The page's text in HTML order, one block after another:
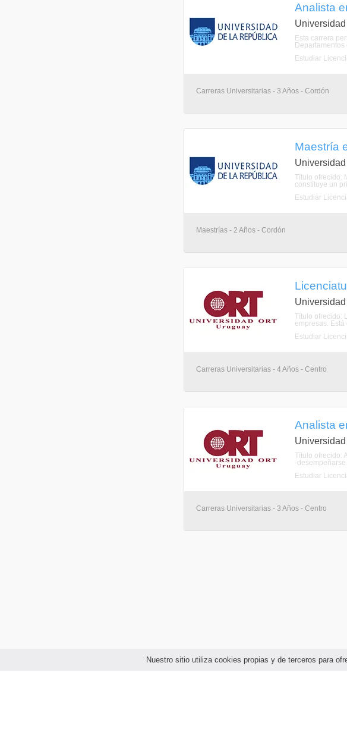
Nuestro sitio utiliza cookies propias y de terceros para
Analista
Esta carrera
Estudiar
Carreras Universitarias - 3 Años - Cordón
Maestría
Título ofrecido:
constituye un
Estudiar
Maestrías - 2 Años - Cordón
Universidad
Título ofrecido:
empresas.
Estudiar
Carreras Universitarias - 4 Años - Centro
Analista
Universidad
Título ofrecido:
-
Estudiar
Carreras Universitarias - 3 Años - Centro